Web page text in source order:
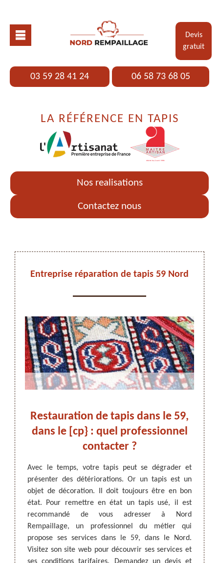
Devis
gratuit
03 59 28 41 24 06 58 73 68 05
LA RÉFÉRENCE EN TAPIS
Nos realisations
Contactez nous
On vous rappelle immediatement
ARTISAN DEZITTER, REMPAILLAGE -
CANNAGE - RECOLLAGE, 59 NORD
Entreprise réparation de tapis 59 Nord
Des
de
si
un
le
Restauration de tapis dans le 59,
dans le [cp} : quel professionnel
contacter ?
Avec le temps, votre tapis peut se dégrader et
présenter des détériorations. Or un tapis est un
objet de décoration. Il doit toujours être en bon
état. Pour remettre en état un tapis usé, il est
recommandé de vous adresser à Nord
Rempaillage, un professionnel du métier qui
propose ses services dans le 59, dans le Nord.
Visitez son site web pour découvrir ses services et
Les
cas